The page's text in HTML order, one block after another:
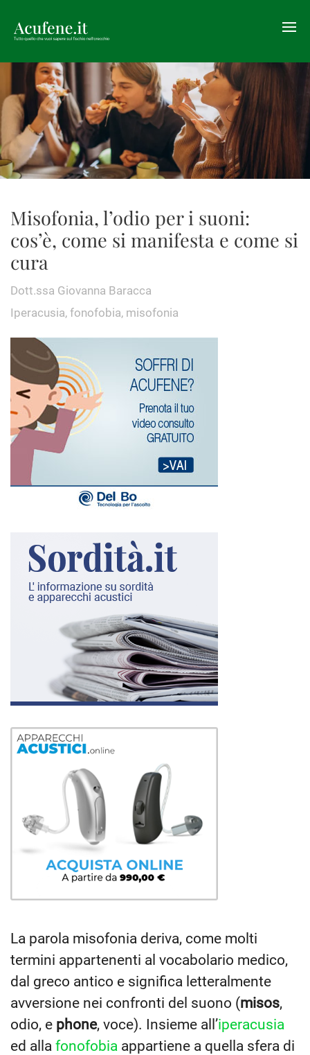
Misofonia, l’odio per i suoni:
cos’è, come si manifesta e come si
cura
Dott.ssa Giovanna Baracca
Iperacusia, fonofobia, misofonia
La parola misofonia deriva, come molti
termini appartenenti al vocabolario medico,
dal greco antico e significa letteralmente
avversione nei confronti del suono (misos,
odio, e phone, voce). Insieme all’iperacusia
ed alla fonofobia appartiene a quella sfera di